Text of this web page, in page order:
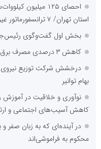
احصای ۱۲۵ میلیون
استان تهران/ ۷ ترانسفورماتور غیرمجاز شناسایی و جمع‌آوری شد
بخش اول گفت‌وگوی
کاهش ۳ درصدی مصرف برق استان تهران نسبت به سال گذشته
درخشش شرکت توزیع نیروی
بهام توانیر
نوآوری و خلاقیت در آموزش
کاهش آسیب‌های اجتماعی و
در آینده‌ای که به زبان
محکوم به فراموشی‌اند